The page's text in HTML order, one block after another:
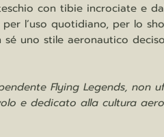
con tibie incrociate e
per l’uso quotidiano, per lo
uno stile aeronautico
Flying Legends, non
e dedicato alla cultura